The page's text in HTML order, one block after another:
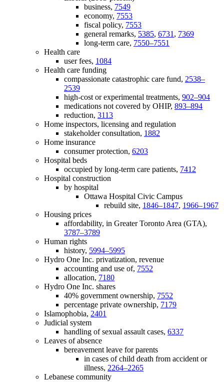
business, 7549
economy, 7553
fiscal policy, 7553
general remarks, 5385, 6731 , 7369
long-term care, 7550–7551
Health care
user fees, 1084
Health care funding
compassionate catastrophic care fund, 2538–
2539
high-cost or experimental treatments, 902–904
medications not covered by OHIP, 893–894
reduction, 3113
Home inspectors, licensing and regulation
stakeholder consultation, 1882
Home insurance
consumer protection, 6203
Hospital beds
occupied by long-term care patients, 7412
Hospital construction
by hospital
Ottawa Hospital Civic Campus
rebuild site, 1846–1847, 1966–1967
Housing prices
affordability, in Greater Toronto Area (GTA),
3787–3789
Human rights
history, 5994–5995
Hydro One Inc. privatization, revenue
accounting and use of, 7552
allocation, 7180
Hydro One Inc. shares
40% government ownership, 7552
percentage private ownership, 7179
Islamophobia, 2401
Judicial system
handling of sexual assault cases, 6337
Leaves of absence
bereavement leave for parents
in cases of child death from accident or
illness, 2264–2265
Lebanese community